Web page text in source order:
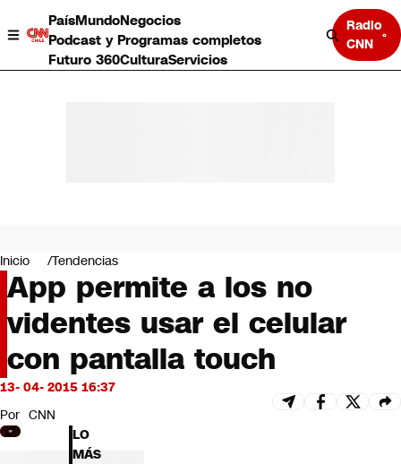
PaísMundoNegocios
Podcast y Programas completos
Futuro 360CulturaServicios
Radio
CNN
Negocios
Deportes
Programas completos
Cultura
Servicios
Bits
CNN Data
CNN tiempo
Futuro 360
Opinión
Inicio Tendencias
App permite a los no
videntes usar el celular
con pantalla touch
13- 04- 2015 16:37
Por CNN
LO
MÁS